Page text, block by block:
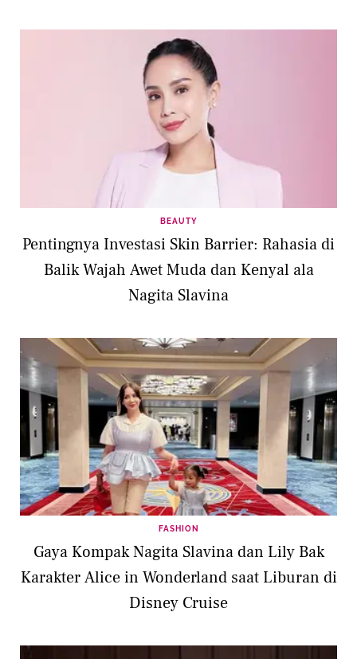
BEAUTY
Pentingnya Investasi Skin Barrier: Rahasia di
Balik Wajah Awet Muda dan Kenyal ala
Nagita Slavina
FASHION
Gaya Kompak Nagita Slavina dan Lily Bak
Karakter Alice in Wonderland saat Liburan di
Disney Cruise